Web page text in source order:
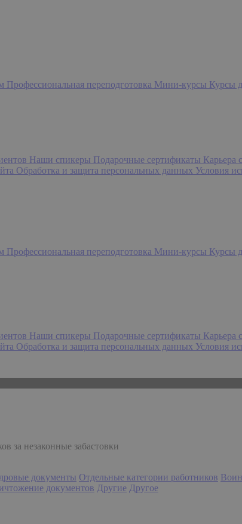
Профессиональная переподготовка Мини-курсы Курсы
Наши спикеры Подарочные сертификаты Карьера
Обработка и защита персональных данных Условия
Профессиональная переподготовка Мини-курсы Курсы
Наши спикеры Подарочные сертификаты Карьера
Обработка и защита персональных данных Условия
за незаконные забастовки
документы Отдельные категории работников
документов Другие Другое